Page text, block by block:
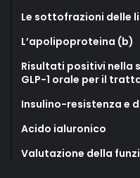
Le sottofrazioni delle
L’apolipoproteina (b)
Risultati positivi nella
GLP-1 orale per il
Insulino-resistenza e
Acido ialuronico
Valutazione della